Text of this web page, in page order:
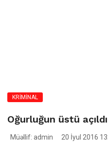
KRİMİNAL
Oğurluğun üstü açıldı
Müəllif: admin 20 İyul 2016